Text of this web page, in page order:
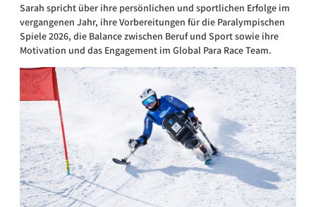
Sarah spricht über ihre persönlichen und sportlichen Erfolge im
vergangenen Jahr, ihre Vorbereitungen für die Paralympischen
Spiele 2026, die Balance zwischen Beruf und Sport sowie ihre
Motivation und das Engagement im Global Para Race Team.